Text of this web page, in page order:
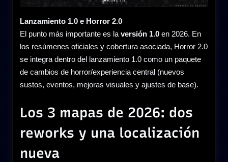
Lanzamiento 1.0 e Horror 2.0
El punto más importante es la versión 1.0 en 2026. En
los resúmenes oficiales y cobertura asociada, Horror 2.0
se integra dentro del lanzamiento 1.0 como un paquete
de cambios de horror/experiencia central (nuevos
sustos, eventos, mejoras visuales y ajustes de base).
Los 3 mapas de 2026: dos
reworks y una localización
nueva